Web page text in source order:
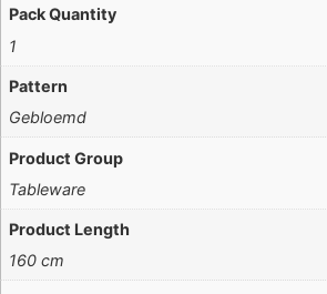
Pack Quantity
1
Pattern
Gebloemd
Product Group
Tableware
Product Length
160 cm